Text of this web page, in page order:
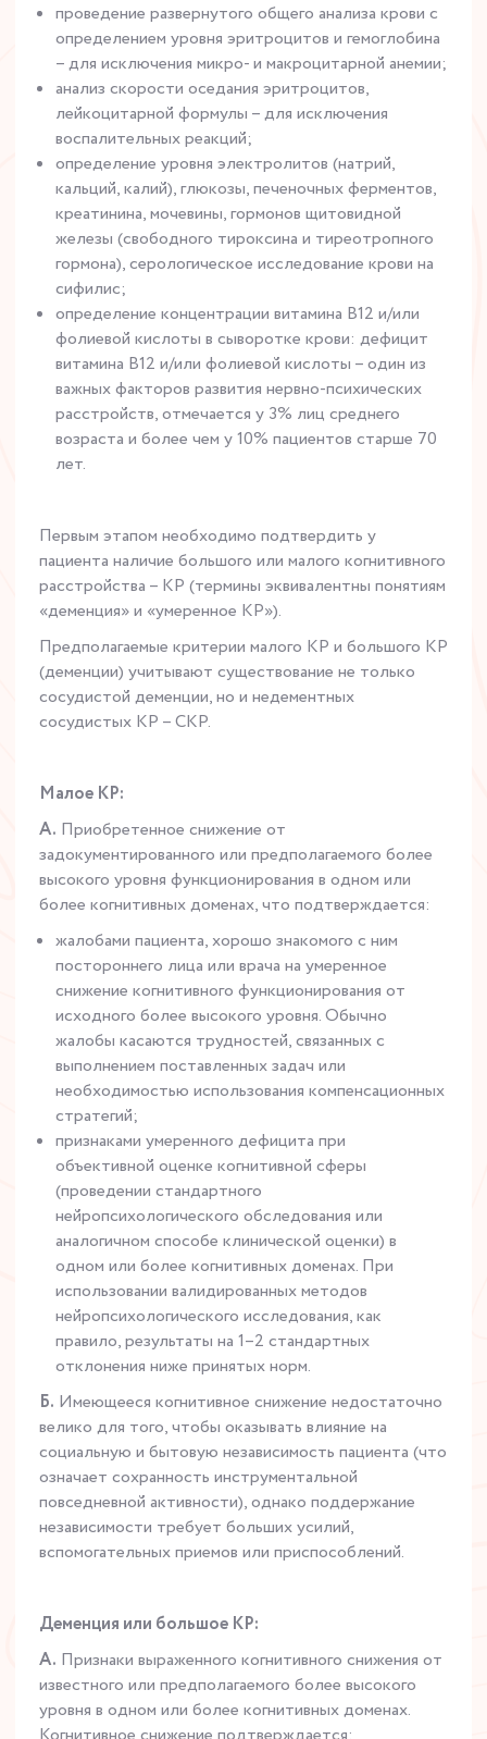
проведение развернутого общего анализа крови с
определением уровня эритроцитов и гемоглобина
– для исключения микро- и макроцитарной анемии;
анализ скорости оседания эритроцитов,
лейкоцитарной формулы – для исключения
воспалительных реакций;
определение уровня электролитов (натрий,
кальций, калий), глюкозы, печеночных ферментов,
креатинина, мочевины, гормонов щитовидной
железы (свободного тироксина и тиреотропного
гормона), серологическое исследование крови на
сифилис;
определение концентрации витамина В12 и/или
фолиевой кислоты в сыворотке крови: дефицит
витамина В12 и/или фолиевой кислоты – один из
важных факторов развития нервно-психических
расстройств, отмечается у 3% лиц среднего
возраста и более чем у 10% пациентов старше 70
лет.
Первым этапом необходимо подтвердить у
пациента наличие большого или малого когнитивного
расстройства – КР (термины эквивалентны понятиям
«деменция» и «умеренное КР»).
Предполагаемые критерии малого КР и большого КР
(деменции) учитывают существование не только
сосудистой деменции, но и недементных
сосудистых КР – СКР.
Малое КР:
A. Приобретенное снижение от
задокументированного или предполагаемого более
высокого уровня функционирования в одном или
более когнитивных доменах, что подтверждается:
жалобами пациента, хорошо знакомого с ним
постороннего лица или врача на умеренное
снижение когнитивного функционирования от
исходного более высокого уровня. Обычно
жалобы касаются трудностей, связанных с
выполнением поставленных задач или
необходимостью использования компенсационных
стратегий;
признаками умеренного дефицита при
объективной оценке когнитивной сферы
(проведении стандартного
нейропсихологического обследования или
аналогичном способе клинической оценки) в
одном или более когнитивных доменах. При
использовании валидированных методов
нейропсихологического исследования, как
правило, результаты на 1–2 стандартных
отклонения ниже принятых норм.
Б. Имеющееся когнитивное снижение недостаточно
велико для того, чтобы оказывать влияние на
социальную и бытовую независимость пациента (что
означает сохранность инструментальной
повседневной активности), однако поддержание
независимости требует больших усилий,
вспомогательных приемов или приспособлений.
Деменция или большое КР:
A. Признаки выраженного когнитивного снижения от
известного или предполагаемого более высокого
уровня в одном или более когнитивных доменах.